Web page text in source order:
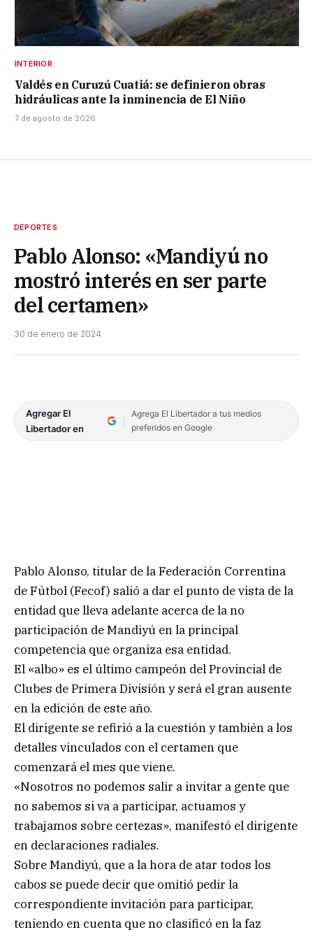
INTERIOR
Valdés en Curuzú Cuatiá: se definieron obras
hidráulicas ante la inminencia de El Niño
7 de agosto de 2026
DEPORTES
Pablo Alonso: «Mandiyú no
mostró interés en ser parte
del certamen»
30 de enero de 2024
Agregar El
Libertador en
Agrega El Libertador a tus medios
preferidos en Google
Pablo Alonso, titular de la Federación Correntina
de Fútbol (Fecof) salió a dar el punto de vista de la
entidad que lleva adelante acerca de la no
participación de Mandiyú en la principal
competencia que organiza esa entidad.
El «albo» es el último campeón del Provincial de
Clubes de Primera División y será el gran ausente
en la edición de este año.
El dirigente se refirió a la cuestión y también a los
detalles vinculados con el certamen que
comenzará el mes que viene.
«Nosotros no podemos salir a invitar a gente que
no sabemos si va a participar, actuamos y
trabajamos sobre certezas», manifestó el dirigente
en declaraciones radiales.
Sobre Mandiyú, que a la hora de atar todos los
cabos se puede decir que omitió pedir la
correspondiente invitación para participar,
teniendo en cuenta que no clasificó en la faz